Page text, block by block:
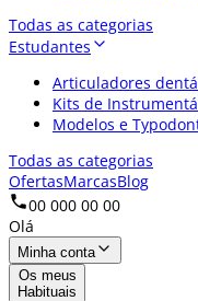
Todas as categorias
Estudantes
Articuladores
Kits de
Modelos e
Todas as categorias
OfertasMarcasBlog
00 000 00 00
Olá
Minha conta
Os meus
Habituais